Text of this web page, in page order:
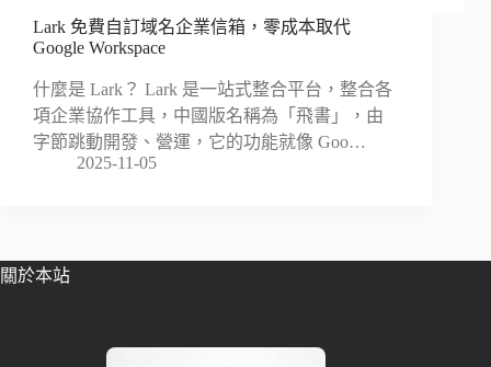
Lark 免費自訂域名企業信箱，零成本取代
Google Workspace
什麼是 Lark？ Lark 是一站式整合平台，整合各
項企業協作工具，中國版名稱為「飛書」，由
字節跳動開發、營運，它的功能就像 Goo…
2025-11-05
關於本站